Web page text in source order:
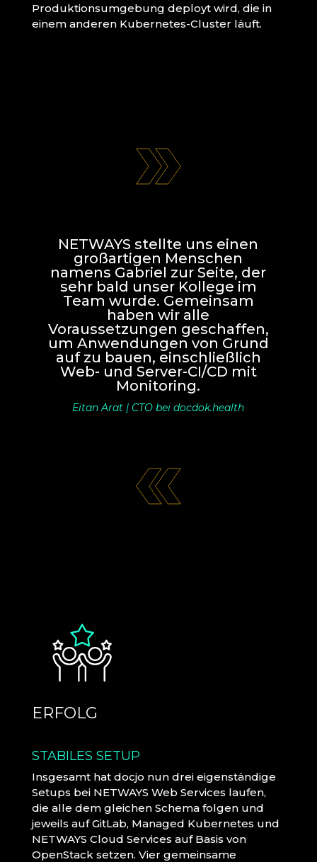
Produktionsumgebung deployt wird, die in
einem anderen Kubernetes-Cluster läuft.
NETWAYS stellte uns einen
großartigen Menschen
namens Gabriel zur Seite, der
sehr bald unser Kollege im
Team wurde. Gemeinsam
haben wir alle
Voraussetzungen geschaffen,
um Anwendungen von Grund
auf zu bauen, einschließlich
Web- und Server-CI/CD mit
Monitoring.
Eitan Arat | CTO bei docdok.health
ERFOLG
STABILES SETUP
Insgesamt hat docjo nun drei eigenständige
Setups bei NETWAYS Web Services laufen,
die alle dem gleichen Schema folgen und
jeweils auf GitLab, Managed Kubernetes und
NETWAYS Cloud Services auf Basis von
OpenStack setzen. Vier gemeinsame